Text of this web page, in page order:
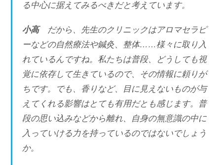
る中心に据えてみるべきだと考えています。
小高 だから、先生のクリニックはアロマセラピ
ーなどの自然療法や鍼灸、整体……様々に取り入
れているんですね。私たちは普段、どうしても視
覚に依存して生きているので、その情報に頼りが
ちです。でも、香りなど、目に見えないものが与
えてくれる影響はとても有用だとも感じます。普
段の思い込みなどから離れ、自身の無意識の中に
入っていける力を持っているのではないでしょう
か。